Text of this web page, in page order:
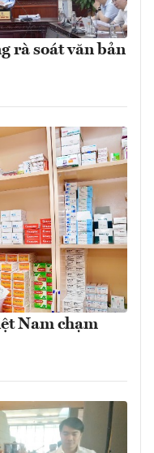
rà soát văn bản
Nam chạm